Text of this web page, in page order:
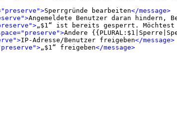
Sperrgründe bearbeiten</message>
Angemeldete Benutzer daran hindern,
„$1“ ist bereits gesperrt. Möchtest
Andere
IP-Adresse/Benutzer freigeben</message>
„$1“ freigeben</message>